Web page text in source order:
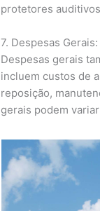
protetores
7. Despesas Gerais:
Despesas gerais
incluem custos de
reposição,
gerais podem